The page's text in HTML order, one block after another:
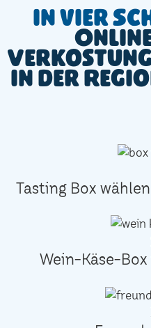
In vier
in der
Tasting Box
Wein-Käse-